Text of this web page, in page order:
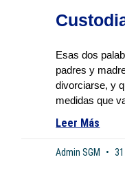
Esas dos
padres y
divorciarse, y
medidas que
Leer Más
Admin SGM